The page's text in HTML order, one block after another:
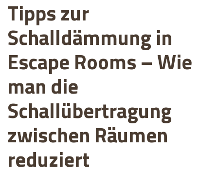
Tipps zur
Schalldämmung in
Escape Rooms – Wie
man die
Schallübertragung
zwischen Räumen
reduziert